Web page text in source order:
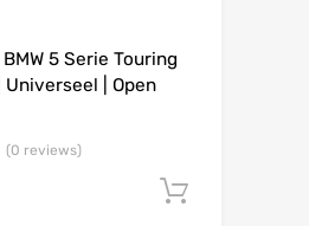
5 Serie Touring
| Open
(0 reviews)